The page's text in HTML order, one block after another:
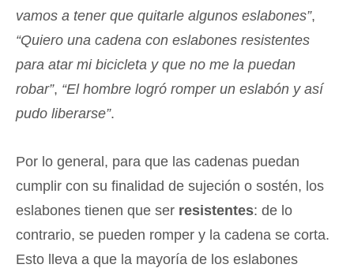
vamos a tener que quitarle algunos eslabones”,
“Quiero una cadena con eslabones resistentes
para atar mi bicicleta y que no me la puedan
robar”, “El hombre logró romper un eslabón y así
pudo liberarse”.
Por lo general, para que las cadenas puedan
cumplir con su finalidad de sujeción o sostén, los
eslabones tienen que ser resistentes: de lo
contrario, se pueden romper y la cadena se corta.
Esto lleva a que la mayoría de los eslabones